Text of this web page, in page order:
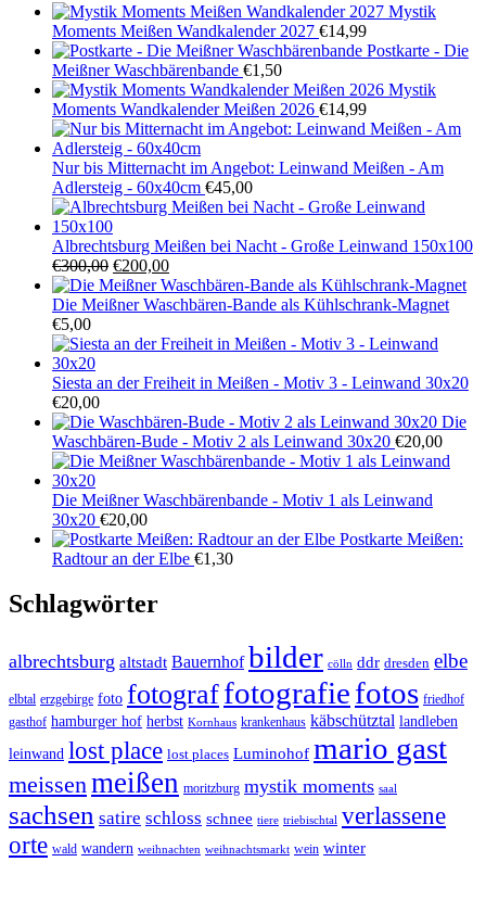
Mystik
Moments Meißen Wandkalender 2027 €14,99
Postkarte - Die
Meißner Waschbärenbande €1,50
Mystik
Moments Wandkalender Meißen 2026 €14,99
Nur bis Mitternacht im Angebot: Leinwand Meißen - Am
Adlersteig - 60x40cm €45,00
Albrechtsburg Meißen bei Nacht - Große Leinwand 150x100
€300,00 Ursprünglicher
Preis
war:
€200,00Aktueller
Preis
ist:
Die Meißner Waschbären-Bande als Kühlschrank-Magnet
€5,00
Siesta an der Freiheit in Meißen - Motiv 3 - Leinwand 30x20
€20,00
Die
Waschbären-Bude - Motiv 2 als Leinwand 30x20 €20,00
Die Meißner Waschbärenbande - Motiv 1 als Leinwand
30x20 €20,00
Postkarte Meißen:
Radtour an der Elbe €1,30
Schlagwörter
albrechtsburg altstadt Bauernhof bilder cölln ddr dresden elbe
elbtal erzgebirge foto fotograffotografiefotos friedhof
gasthof hamburger hof herbst Kornhaus krankenhaus käbschütztal landleben
leinwand lost place lost places Luminohof mario gast
meissenmeißen moritzburg mystik moments saal
sachsen satire schloss schnee tiere triebischtal verlassene
orte wald wandern weihnachten weihnachtsmarkt wein winter